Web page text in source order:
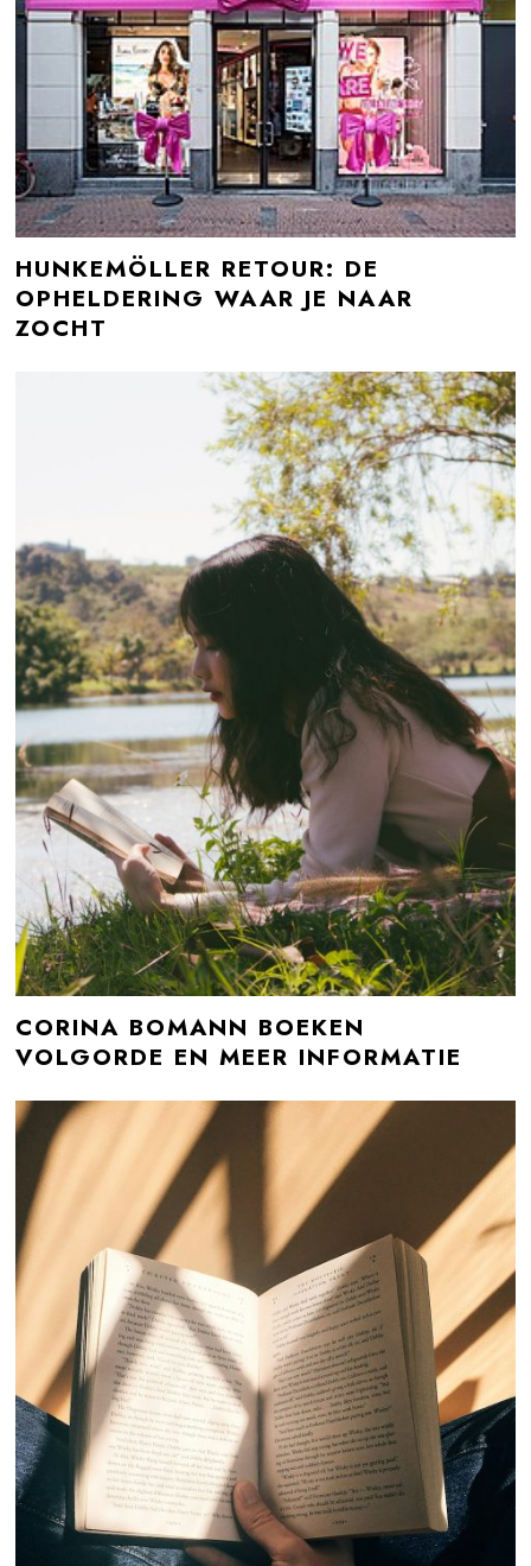
HUNKEMÖLLER RETOUR: DE
OPHELDERING WAAR JE NAAR
ZOCHT
CORINA BOMANN BOEKEN
VOLGORDE EN MEER INFORMATIE